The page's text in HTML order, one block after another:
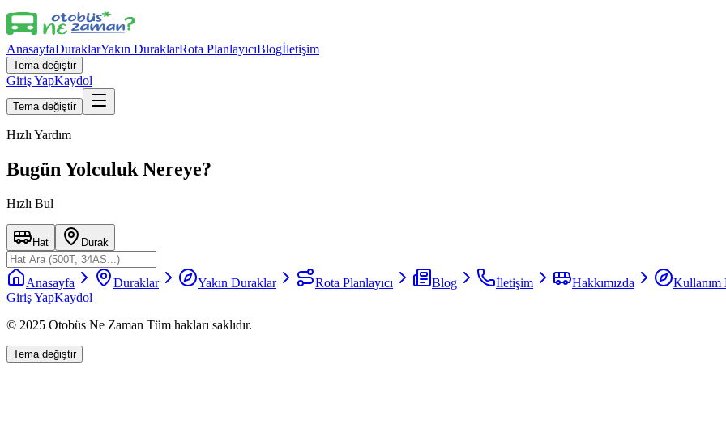
AnasayfaDuraklarYakın DuraklarRota PlanlayıcıBlogİletişim
Tema değiştir
Giriş YapKaydol
Tema değiştir
Hızlı Yardım
Bugün Yolculuk Nereye?
Hızlı Bul
Hat Durak
Anasayfa Duraklar Yakın Duraklar Rota Planlayıcı Blog İletişim Hakkımızda
Kullanım
Giriş YapKaydol
© 2025 Otobüs Ne Zaman Tüm hakları saklıdır.
Tema değiştir